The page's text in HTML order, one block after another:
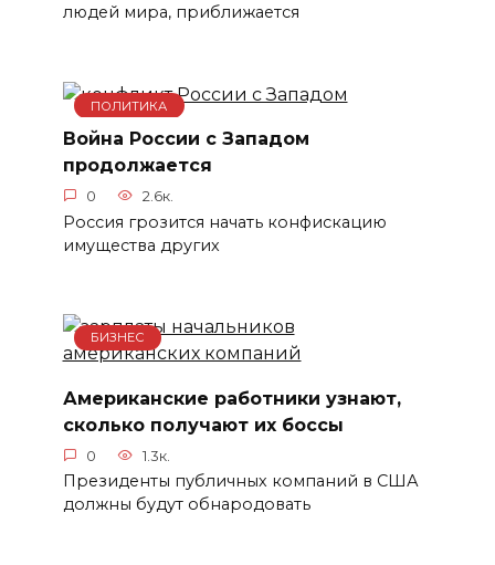
людей мира, приближается
ПОЛИТИКА
Война России с Западом
продолжается
0 2.6к.
Россия грозится начать конфискацию
имущества других
БИЗНЕС
Американские работники узнают,
сколько получают их боссы
0 1.3к.
Президенты публичных компаний в США
должны будут обнародовать